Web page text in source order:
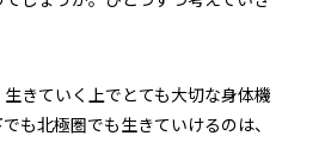
きていく上でとても大切な身体機
も北極圏でも生きていけるのは、